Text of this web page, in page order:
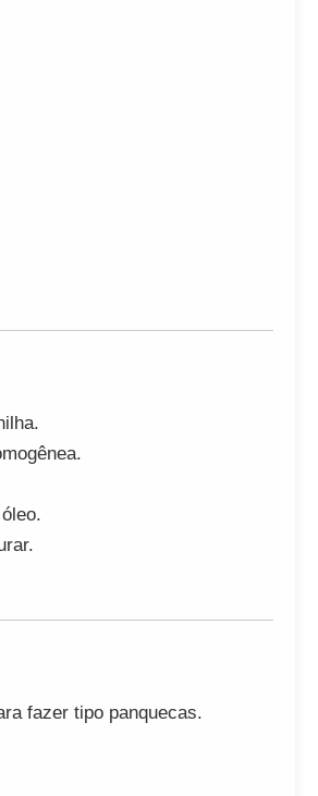
fazer tipo panquecas.